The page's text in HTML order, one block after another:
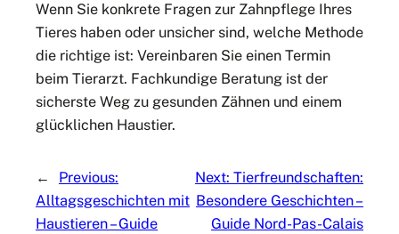
Wenn Sie konkrete Fragen zur Zahnpflege Ihres
Tieres haben oder unsicher sind, welche Methode
die richtige ist: Vereinbaren Sie einen Termin
beim Tierarzt. Fachkundige Beratung ist der
sicherste Weg zu gesunden Zähnen und einem
glücklichen Haustier.
←
Previous:
Alltagsgeschichten mit
Haustieren – Guide
Next: Tierfreundschaften:
Besondere Geschichten –
Guide Nord-Pas-Calais